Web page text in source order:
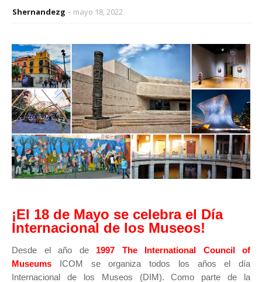
Shernandezg mayo 18, 2022
¡El 18 de Mayo se celebra el Día
Internacional de los Museos!
Desde el año de1997 The International Council of
Museums ICOM se organiza todos los años el día
Internacional de los Museos (DIM). Como parte de la